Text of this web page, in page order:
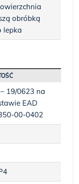
obróbką
lepka
– 19/0623 na
EAD
00-0402